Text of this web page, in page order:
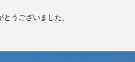
うございました。